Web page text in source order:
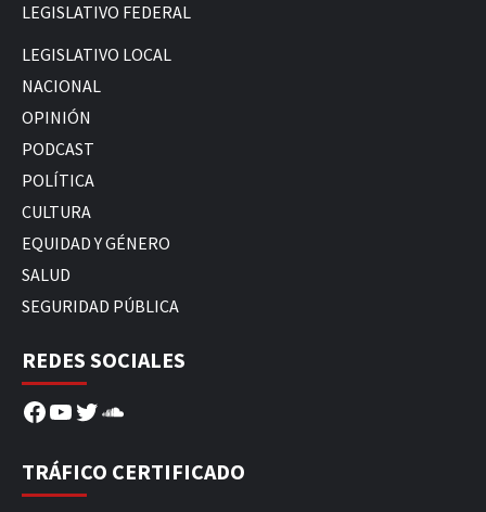
LEGISLATIVO FEDERAL
LEGISLATIVO LOCAL
NACIONAL
OPINIÓN
PODCAST
POLÍTICA
CULTURA
EQUIDAD Y GÉNERO
SALUD
SEGURIDAD PÚBLICA
REDES SOCIALES
Facebook
YouTube
Twitter
SoundCloud
TRÁFICO CERTIFICADO